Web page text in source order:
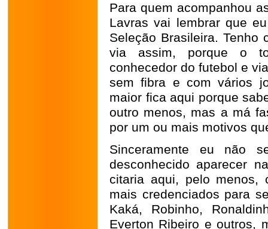
Para quem acompanhou
Lavras vai lembrar que
Seleção Brasileira.
via assim, porque o
conhecedor do futebol e
sem fibra e com vários
maior fica aqui porque
outro menos, mas a má
por um ou mais motivos
Sinceramente eu não
desconhecido aparecer
citaria aqui, pelo menos,
mais credenciados para
Kaká, Robinho,
Everton Ribeiro e outros,